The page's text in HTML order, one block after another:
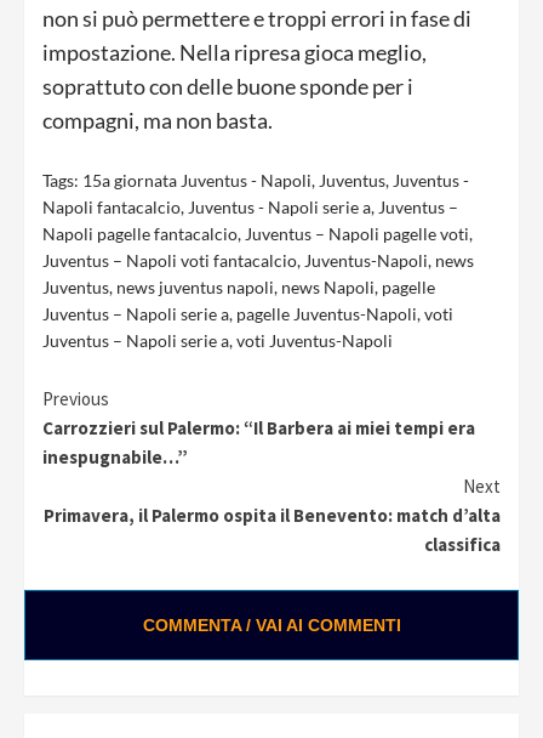
non si può permettere e troppi errori in fase di
impostazione. Nella ripresa gioca meglio,
soprattuto con delle buone sponde per i
compagni, ma non basta.
Tags: 15a giornata Juventus - Napoli, Juventus, Juventus -
Napoli fantacalcio, Juventus - Napoli serie a, Juventus –
Napoli pagelle fantacalcio, Juventus – Napoli pagelle voti,
Juventus – Napoli voti fantacalcio, Juventus-Napoli, news
Juventus, news juventus napoli, news Napoli, pagelle
Juventus – Napoli serie a, pagelle Juventus-Napoli,voti
Juventus – Napoli serie a,voti Juventus-Napoli
Continue
Reading
Previous
Carrozzieri sul Palermo: “Il Barbera ai miei tempi era
inespugnabile…”
Next
Primavera, il Palermo ospita il Benevento: match d’alta
classifica
COMMENTA / VAI AI COMMENTI